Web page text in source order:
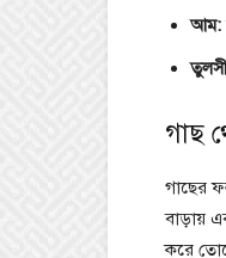
আম:
গাছ
গাছের
বাড়ায়
করে